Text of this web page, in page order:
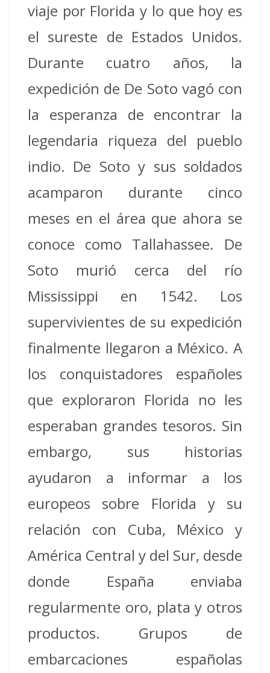
viaje por Florida y lo que hoy es
el sureste de Estados Unidos.
Durante cuatro años, la
expedición de De Soto vagó con
la esperanza de encontrar la
legendaria riqueza del pueblo
indio. De Soto y sus soldados
acamparon durante cinco
meses en el área que ahora se
conoce como Tallahassee. De
Soto murió cerca del río
Mississippi en 1542. Los
supervivientes de su expedición
finalmente llegaron a México. A
los conquistadores españoles
que exploraron Florida no les
esperaban grandes tesoros. Sin
embargo, sus historias
ayudaron a informar a los
europeos sobre Florida y su
relación con Cuba, México y
América Central y del Sur, desde
donde España enviaba
regularmente oro, plata y otros
productos. Grupos de
embarcaciones españolas